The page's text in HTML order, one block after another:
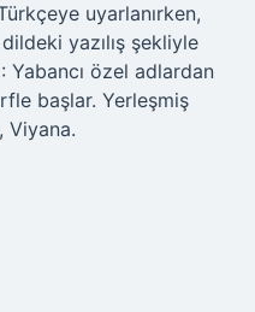
uyarlanırken,
yazılış şekliyle
Yabancı özel adlardan
başlar. Yerleşmiş
Viyana.